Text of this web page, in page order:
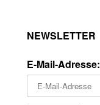
NEWSLETTER
E-Mail-Adresse: